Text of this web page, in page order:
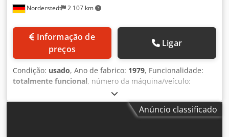
Norderstedt 2 107 km
preços
Ligar
Condição: usado, Ano de fabrico: 1979, Funcionalidade:
totalmente funcional, número da máquina/veículo:
, Número da oferta: M08E/9059 Tipo de
máquina: Prensa de 5 matrizes - 5 golpes Informação: faca
fechada Fabricante: KIESERLING Modelo: K55 Ano de
Anúncio classificado